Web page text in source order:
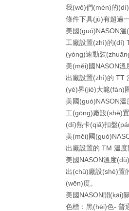
我(wǒ)們(mén)的
條件下具(jù)有超過
美國(guó)NASON
工廠設置(zhì)的(dí)
(yòng)速動裝
美(měi)國NASON
出廠設置(zhì)的 TT
(yè)界(jiè)大範(fàn)
美國(guó)NASON
工(gōng)廠設(shè)
(dí)熱卡(qiǎ)扣盤
美(měi)國
出廠設置的 TM 溫
美國NASON溫度
出(chū)廠設(shè)置
(wēn)度。
美國NASON開(kāi)
色標：黑(hēi)色-